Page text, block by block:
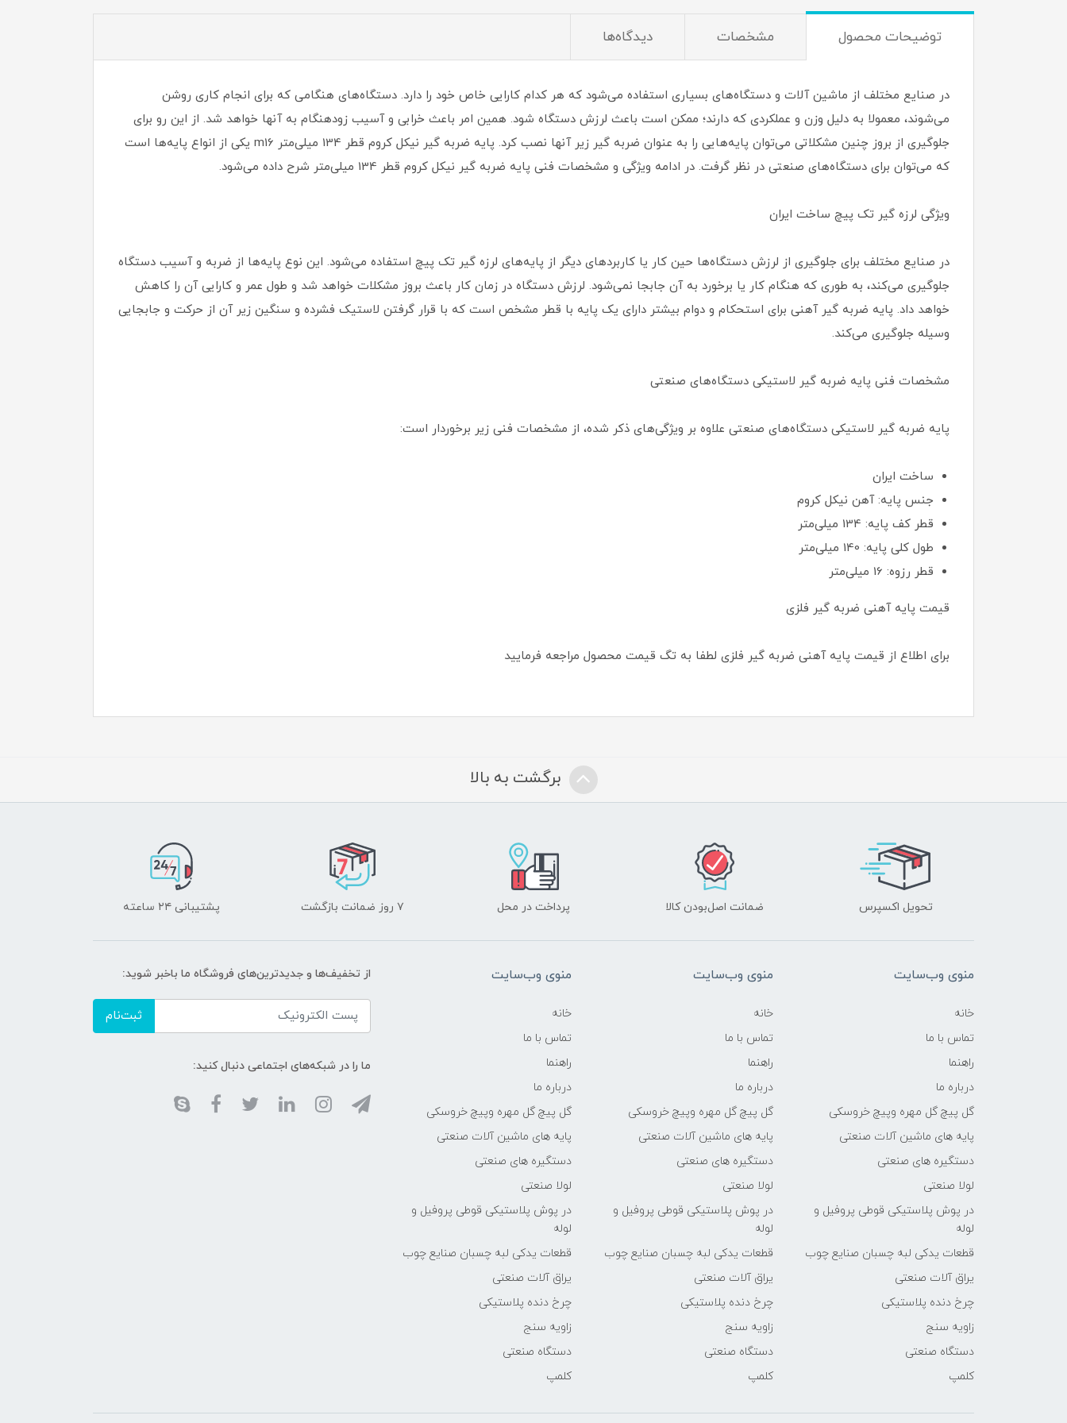
توضیحات محصول مشخصات دیدگاه‌ها
در صنایع مختلف از ماشین آلات و دستگاه‌های بسیاری استفاده می‌شود که هر کدام کارایی خاص خود را دارد. دستگاه‌های هنگامی که برای انجام کاری روشن
می‌شوند، معمولا به دلیل وزن و عملکردی که دارند؛ ممکن است باعث لرزش دستگاه شود. همین امر باعث خرابی و آسیب زودهنگام به آنها خواهد شد. از این رو برای
جلوگیری از بروز چنین مشکلاتی می‌توان پایه‌هایی را به عنوان ضربه گیر زیر آنها نصب کرد. پایه ضربه گیر نیکل کروم قطر 134 میلی‌متر m16 یکی از انواع پایه‌ها است
که می‌توان برای دستگاه‌های صنعتی در نظر گرفت. در ادامه ویژگی و مشخصات فنی پایه ضربه گیر نیکل کروم قطر 134 میلی‌متر شرح داده می‌شود.
ویژگی لرزه گیر تک پیچ ساخت ایران
در صنایع مختلف برای جلوگیری از لرزش دستگاه‌ها حین کار یا کاربردهای دیگر از پایه‌های لرزه گیر تک پیچ استفاده می‌شود. این نوع پایه‌ها از ضربه و آسیب دستگاه
جلوگیری می‌کند، به طوری که هنگام کار یا برخورد به آن جابجا نمی‌شود. لرزش دستگاه در زمان کار باعث بروز مشکلات خواهد شد و طول عمر و کارایی آن را کاهش
خواهد داد. پایه ضربه گیر آهنی برای استحکام و دوام بیشتر دارای یک پایه با قطر مشخص است که با قرار گرفتن لاستیک فشرده و سنگین زیر آن از حرکت و جابجایی
وسیله جلوگیری می‌کند.
مشخصات فنی پایه ضربه گیر لاستیکی دستگاه‌های صنعتی
پایه ضربه گیر لاستیکی دستگاه‌های صنعتی علاوه بر ویژگی‌های ذکر شده، از مشخصات فنی زیر برخوردار است:
ساخت ایران
جنس پایه: آهن نیکل کروم
قطر کف پایه: 134 میلی‌متر
طول کلی پایه: 140 میلی‌متر
قطر رزوه: 16 میلی‌متر
قیمت پایه آهنی ضربه گیر فلزی
برای اطلاع از قیمت پایه آهنی ضربه گیر فلزی لطفا به تگ قیمت محصول مراجعه فرمایید
برگشت به بالا
تحویل اکسپرس ضمانت اصل‌بودن کالا پرداخت در محل ۷ روز ضمانت بازگشت پشتیبانی ۲۴ ساعته
منوی وب‌سایت
خانه
تماس با ما
راهنما
درباره ما
گل پیچ گل مهره وپیچ خروسکی
پایه های ماشین آلات صنعتی
دستگیره های صنعتی
لولا صنعتی
در پوش پلاستیکی قوطی پروفیل و
لوله
قطعات یدکی لبه چسبان صنایع چوب
یراق آلات صنعتی
چرخ دنده پلاستیکی
زاویه سنج
دستگاه صنعتی
کلمپ
منوی وب‌سایت
خانه
تماس با ما
راهنما
درباره ما
گل پیچ گل مهره وپیچ خروسکی
پایه های ماشین آلات صنعتی
دستگیره های صنعتی
لولا صنعتی
در پوش پلاستیکی قوطی پروفیل و
لوله
قطعات یدکی لبه چسبان صنایع چوب
یراق آلات صنعتی
چرخ دنده پلاستیکی
زاویه سنج
دستگاه صنعتی
کلمپ
منوی وب‌سایت
خانه
تماس با ما
راهنما
درباره ما
گل پیچ گل مهره وپیچ خروسکی
پایه های ماشین آلات صنعتی
دستگیره های صنعتی
لولا صنعتی
در پوش پلاستیکی قوطی پروفیل و
لوله
قطعات یدکی لبه چسبان صنایع چوب
یراق آلات صنعتی
چرخ دنده پلاستیکی
زاویه سنج
دستگاه صنعتی
کلمپ
از تخفیف‌ها و جدیدترین‌های فروشگاه ما باخبر شوید:
ثبت‌نام
ما را در شبکه‌های اجتماعی دنبال کنید: